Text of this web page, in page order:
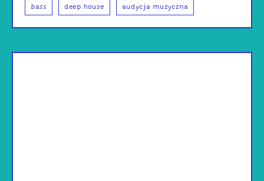
bass deep house audycja muzyczna